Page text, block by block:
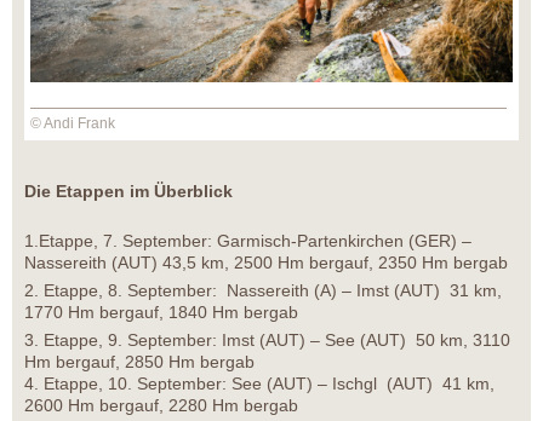
© Andi Frank
Die Etappen im Überblick
1.Etappe, 7. September: Garmisch-Partenkirchen (GER) –
Nassereith (AUT) 43,5 km, 2500 Hm bergauf, 2350 Hm bergab
2. Etappe, 8. September: Nassereith (A) – Imst (AUT) 31 km,
1770 Hm bergauf, 1840 Hm bergab
3. Etappe, 9. September: Imst (AUT) – See (AUT) 50 km, 3110
Hm bergauf, 2850 Hm bergab
4. Etappe, 10. September: See (AUT) – Ischgl (AUT) 41 km,
2600 Hm bergauf, 2280 Hm bergab